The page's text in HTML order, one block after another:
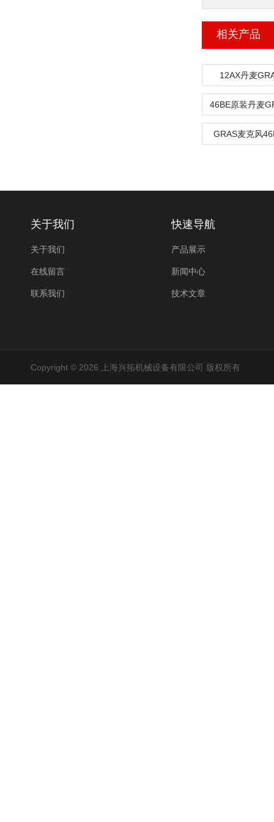
相关产品
12AX丹麦
GRAS麦克风
关于我们
关于我们
在线留言
联系我们
快速导航
产品展示
新闻中心
技术文章
Copyright © 2026 上海兴拓机械设备有限公司 版权所有